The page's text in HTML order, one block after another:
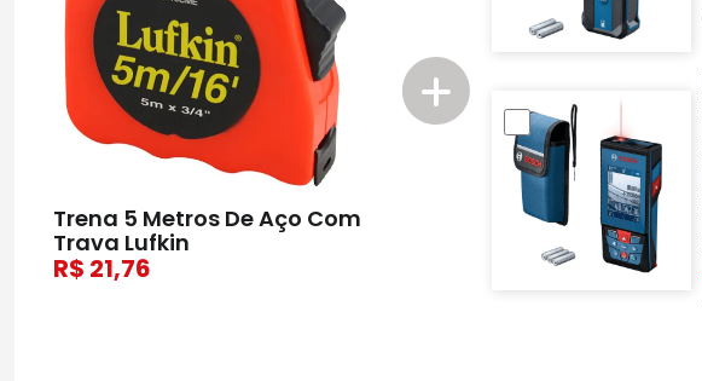
Trena 5 Metros De Aço Com
Trava Lufkin
21,76